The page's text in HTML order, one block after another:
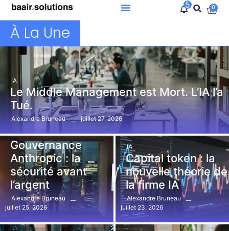
5 0
À La Une
IA
Le Middle Management est Mort. L’IA l’a
Tué.
Alexandre Bruneau
juillet 27, 2026
IA
Gouvernance
Anthropic : la
sécurité avant
l’argent
Alexandre Bruneau
juillet 25, 2026
IA
Capital token : la
nouvelle théorie de
la firme IA
Alexandre Bruneau
juillet 23, 2026